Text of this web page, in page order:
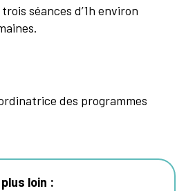
séances d’1h environ
des programmes
loin :